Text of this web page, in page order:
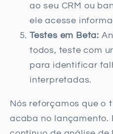
ao seu CRM ou
ele acesse
Testes em Beta:
todos, teste com
para identificar
interpretadas.
Nós reforçamos que o
acaba no lançamento.